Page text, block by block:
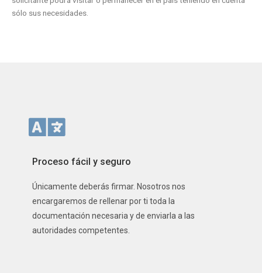
sólo sus necesidades.
Proceso fácil y seguro
Únicamente deberás firmar. Nosotros nos
encargaremos de rellenar por ti toda la
documentación necesaria y de enviarla a las
autoridades competentes.